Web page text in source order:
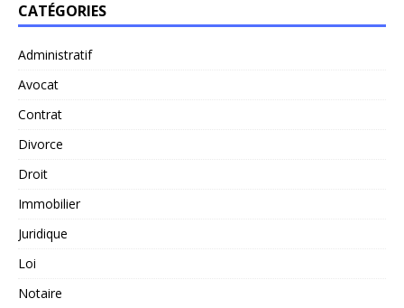
CATÉGORIES
Administratif
Avocat
Contrat
Divorce
Droit
Immobilier
Juridique
Loi
Notaire